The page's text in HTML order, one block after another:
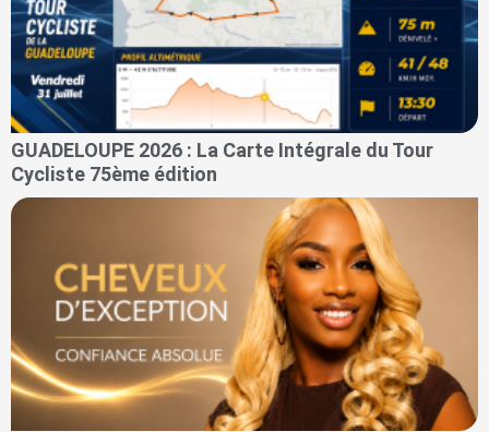
GUADELOUPE 2026 : La Carte Intégrale du Tour
Cycliste 75ème édition